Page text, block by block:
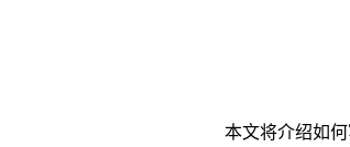
本文将介绍如